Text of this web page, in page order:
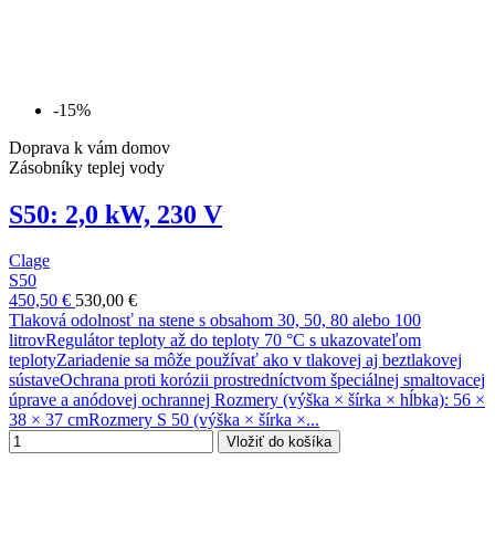
-15%
Doprava k vám domov
Zásobníky teplej vody
S50: 2,0 kW, 230 V
Clage
S50
450,50 € 530,00 €
Tlaková odolnosť na stene s obsahom 30, 50, 80 alebo 100
litrovRegulátor teploty až do teploty 70 °C s ukazovateľom
teplotyZariadenie sa môže používať ako v tlakovej aj beztlakovej
sústaveOchrana proti korózii prostredníctvom špeciálnej smaltovacej
úprave a anódovej ochrannej Rozmery (výška × šírka × hĺbka): 56 ×
38 × 37 cmRozmery S 50 (výška × šírka ×...
Vložiť do košíka